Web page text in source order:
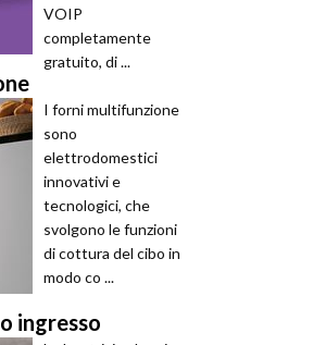
VOIP
completamente
gratuito, di ...
I forni multifunzione
sono
elettrodomestici
innovativi e
tecnologici, che
svolgono le funzioni
di cottura del cibo in
modo co ...
ingresso